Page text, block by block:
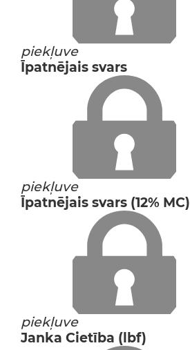
piekļuve
Īpatnējais svars
piekļuve
Īpatnējais svars (12% MC)
piekļuve
Janka Cietība (lbf)